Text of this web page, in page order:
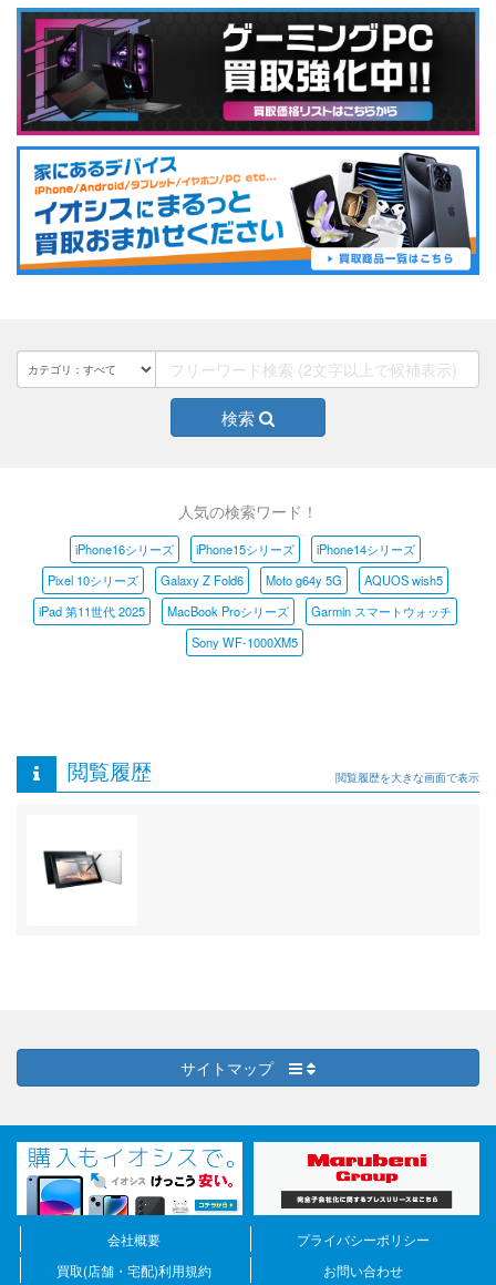
検索
人気の検索ワード！
iPhone16シリーズ iPhone15シリーズ
iPhone14シリーズ
Pixel 10シリーズ
Galaxy Z Fold6 Moto g64y 5G
AQUOS wish5
iPad 第11世代 2025
MacBook Proシリーズ
Garmin スマートウォッチ
Sony WF-1000XM5
閲覧履歴 閲覧履歴を大きな画面で表示
サイトマップ
会社概要
プライバシーポリシー
買取(店舗・宅配)利用規約
お問い合わせ